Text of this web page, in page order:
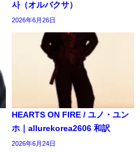
사（オルバクサ）
2026年6月26日
HEARTS ON FIRE / ユノ・ユ​​ン
ホ｜allurekorea2606 和訳
2026年6月24日